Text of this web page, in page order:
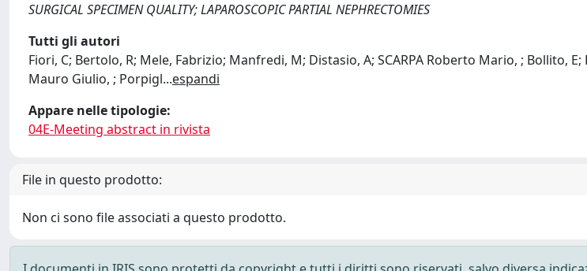
SURGICAL SPECIMEN QUALITY; LAPAROSCOPIC PARTIAL NEPHRECTOMIES
Tutti gli autori
Fiori, C; Bertolo, R; Mele, Fabrizio; Manfredi, M; Distasio, A; SCARPA Roberto Mario, ; Bollito,
Mauro Giulio, ; Porpigl...espandi
Appare nelle tipologie:
04E-Meeting abstract in rivista
File in questo prodotto:
Non ci sono file associati a questo prodotto.